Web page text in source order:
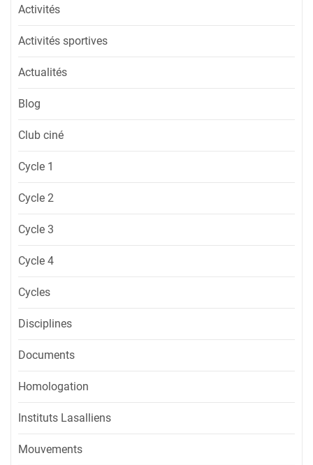
Activités
Activités sportives
Actualités
Blog
Club ciné
Cycle 1
Cycle 2
Cycle 3
Cycle 4
Cycles
Disciplines
Documents
Homologation
Instituts Lasalliens
Mouvements